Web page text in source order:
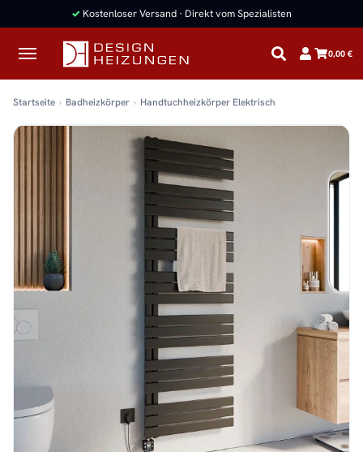
✓ Kostenloser Versand · Direkt vom Spezialisten
0,00 €
Startseite Badheizkörper Handtuchheizkörper Elektrisch